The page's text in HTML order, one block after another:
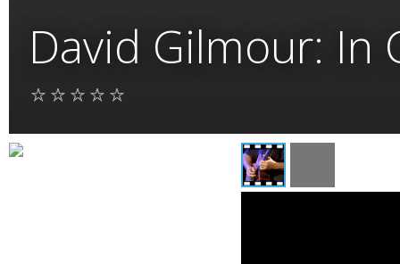
David Gilmour: In